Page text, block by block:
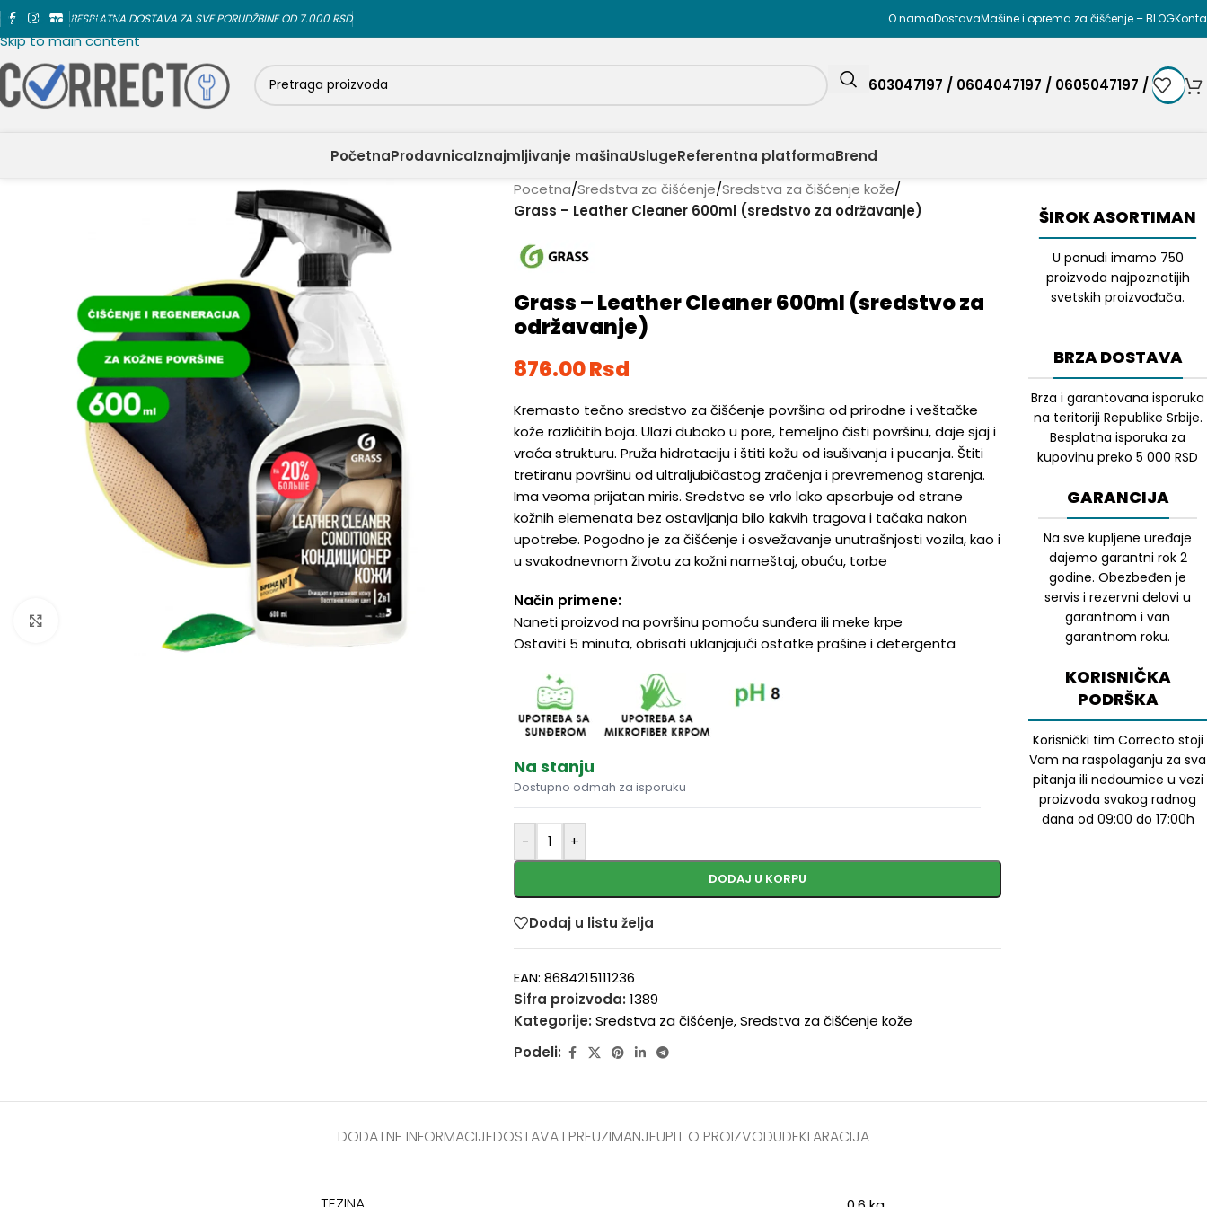
Skip to navigation
Skip to main content
BESPLATNA DOSTAVA ZA SVE PORUDŽBINE OD 7.000 RSD O namaDostavaMašine i oprema za čišćenje – BLOG
0603047197 / 0604047197 / 0605047197 /
PočetnaProdavnicaIznajmljivanje mašinaUslugeReferentna platformaBrend
Kliknite da biste uvećali
Pocetna/Sredstva za čišćenje/Sredstva za čišćenje kože/
Grass – Leather Cleaner 600ml (sredstvo za održavanje)
Grass – Leather Cleaner 600ml (sredstvo za
održavanje)
876.00Rsd
Kremasto tečno sredstvo za čišćenje površina od prirodne i veštačke
kože različitih boja. Ulazi duboko u pore, temeljno čisti površinu, daje sjaj i
vraća strukturu. Pruža hidrataciju i štiti kožu od isušivanja i pucanja. Štiti
tretiranu površinu od ultraljubičastog zračenja i prevremenog starenja.
Ima veoma prijatan miris. Sredstvo se vrlo lako apsorbuje od strane
kožnih elemenata bez ostavljanja bilo kakvih tragova i tačaka nakon
upotrebe. Pogodno je za čišćenje i osvežavanje unutrašnjosti vozila, kao i
u svakodnevnom životu za kožni nameštaj, obuću, torbe
Način primene:
Naneti proizvod na površinu pomoću sunđera ili meke krpe
Ostaviti 5 minuta, obrisati uklanjajući ostatke prašine i detergenta
Na stanju
Dostupno odmah za isporuku
- +
DODAJ U KORPU
Dodaj u listu želja
EAN:8684215111236
Sifra proizvoda:1389
Kategorije: Sredstva za čišćenje, Sredstva za čišćenje kože
Podeli:
ŠIROK ASORTIMAN
U ponudi imamo 750
proizvoda najpoznatijih
svetskih proizvođača.
BRZA DOSTAVA
Brza i garantovana isporuka
na teritoriji Republike Srbije.
Besplatna isporuka za
kupovinu preko 5 000 RSD
GARANCIJA
Na sve kupljene uređaje
dajemo garantni rok 2
godine. Obezbeđen je
servis i rezervni delovi u
garantnom i van
garantnom roku.
KORISNIČKA
PODRŠKA
Korisnički tim Correcto stoji
Vam na raspolaganju za sva
pitanja ili nedoumice u vezi
proizvoda svakog radnog
dana od 09:00 do 17:00h
DODATNE INFORMACIJEDOSTAVA I PREUZIMANJEUPIT O PROIZVODUDEKLARACIJA